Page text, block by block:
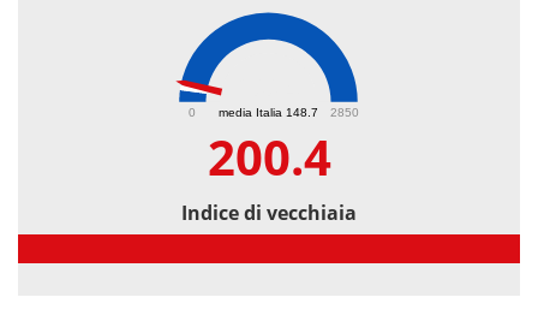
media Italia 148.7
0 2850
200.4
Indice di vecchiaia